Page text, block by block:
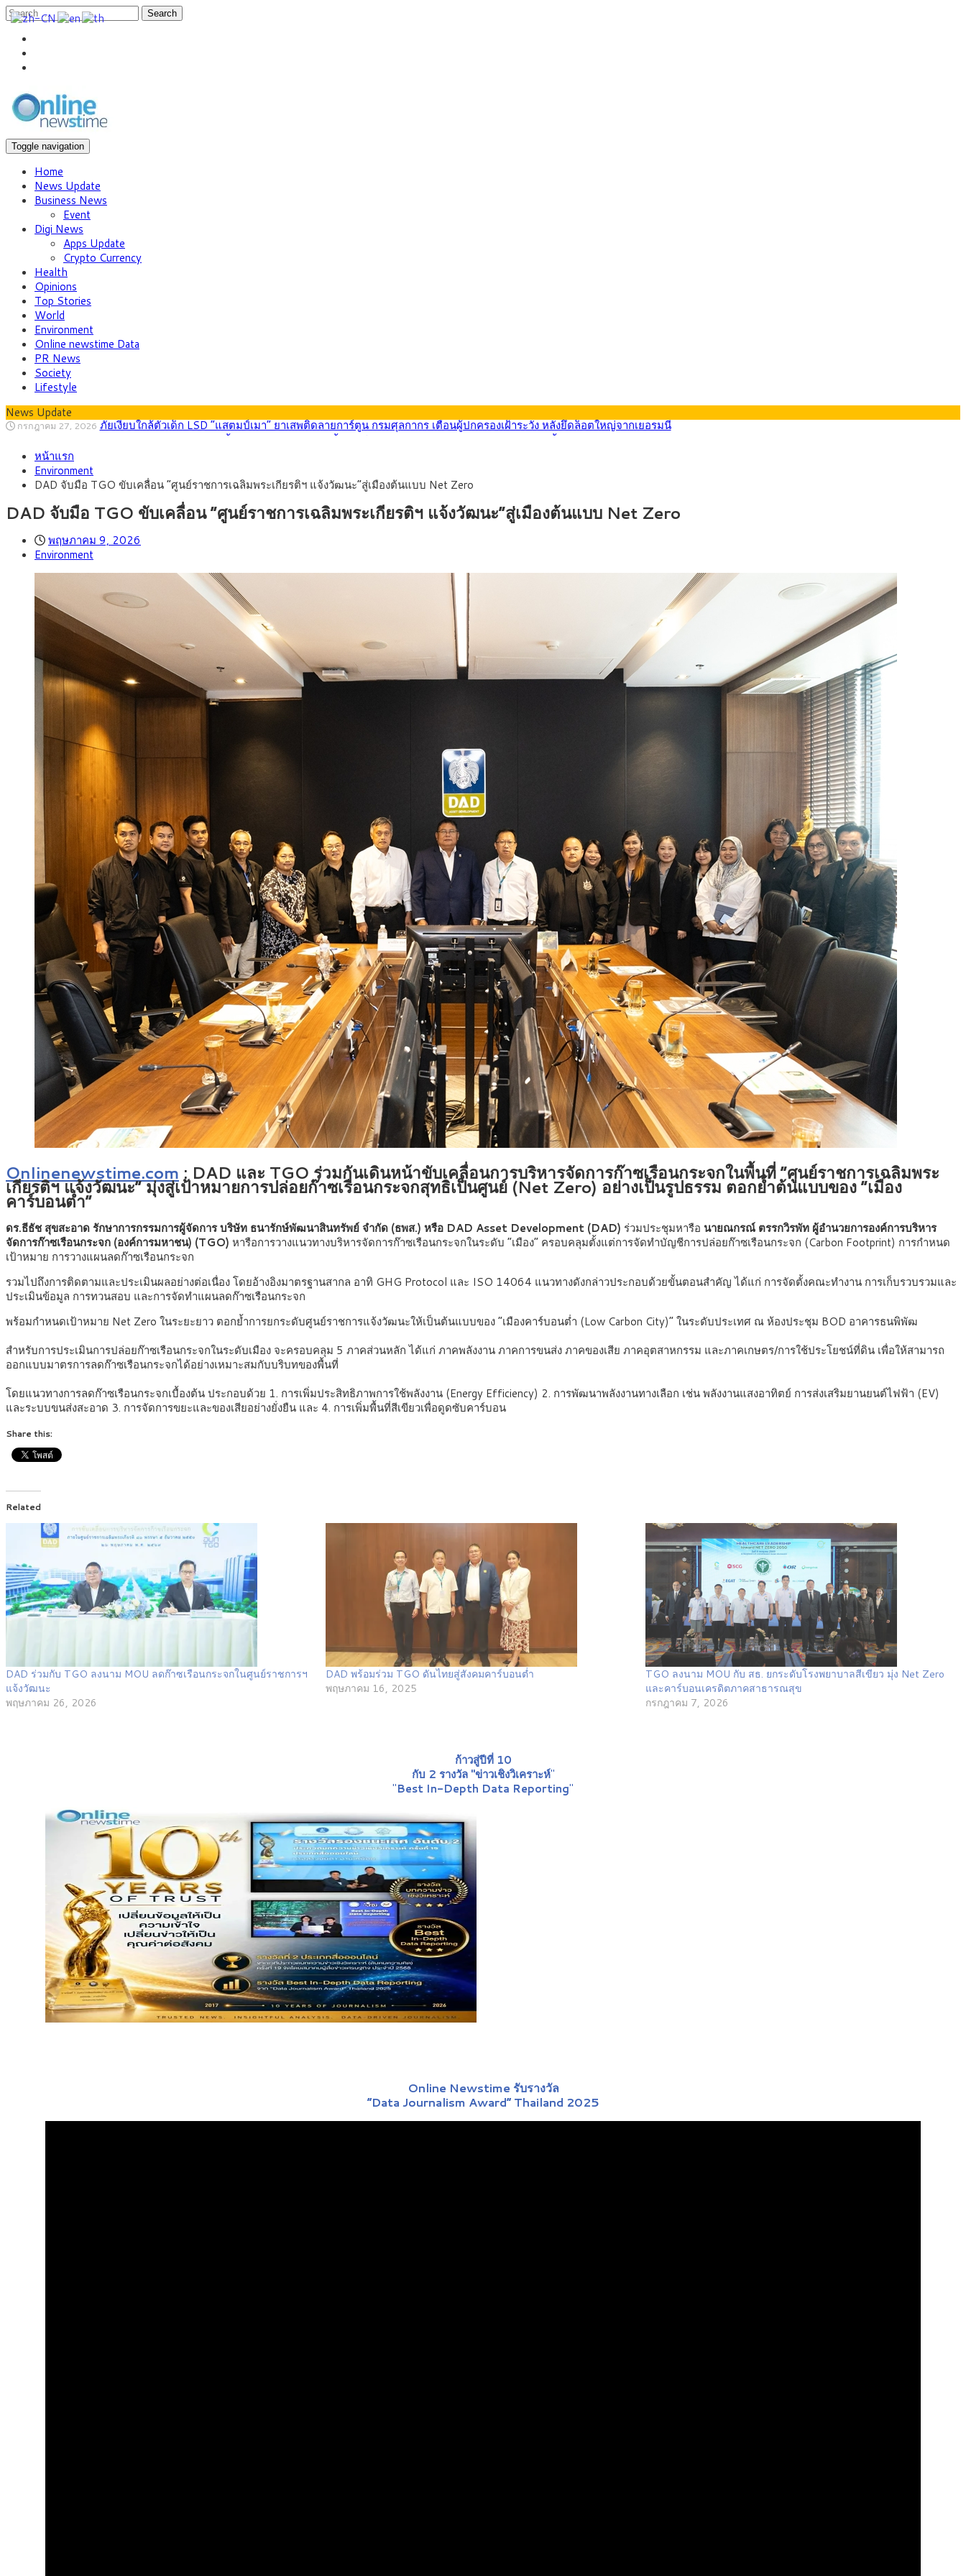
Search
Toggle navigation
Home
News Update
Business News
Event
Digi News
Apps Update
Crypto Currency
Health
Opinions
Top Stories
World
Environment
Online newstime Data
PR News
Society
Lifestyle
News Update
กรกฎาคม 27, 2026 กรุงศรี คาดเงินบาทสัปดาห์นี้ (27–31 ก.ค. 2569) ซื้อขายในกรอบ 33.40-34.00 มองเฟดคงดอกเบี้ย
สิงหาคม 4, 2026
สิงหาคม 3, 2026 กรุงศรี คาดเงินบาทสัปดาห์นี้ซื้อขายในกรอบ 33.00-33.60 ติดตามข้อมูลจ้างงานสหรัฐฯ
สิงหาคม 1, 2026 “เอกนิติ” เปิดเครื่องยนต์เศรษฐกิจใหม่ของไทย เดินหน้า 5 ยุทธศาสตร์ รื้อโครงสร้างเศรษฐกิจ ดันไทยโตเต็มศักยภาพ
กรกฎาคม 27, 2026 ภัยเงียบใกล้ตัวเด็ก LSD “แสตมป์เมา” ยาเสพติดลายการ์ตูน กรมศุลกากร เตือนผู้ปกครองเฝ้าระวัง หลังยึดล็อตใหญ่จากเยอรมนี
หน้าแรก
Environment
DAD จับมือ TGO ขับเคลื่อน “ศูนย์ราชการเฉลิมพระเกียรติฯ แจ้งวัฒนะ”สู่เมืองต้นแบบ Net Zero
DAD จับมือ TGO ขับเคลื่อน “ศูนย์ราชการเฉลิมพระเกียรติฯ แจ้งวัฒนะ”สู่เมืองต้นแบบ Net Zero
พฤษภาคม 9, 2026
Environment
Onlinenewstime.com : DAD และ TGO ร่วมกันเดินหน้าขับเคลื่อนการบริหารจัดการก๊าซเรือนกระจกในพื้นที่ “ศูนย์ราชการเฉลิมพระ
เกียรติฯ แจ้งวัฒนะ” มุ่งสู่เป้าหมายการปล่อยก๊าซเรือนกระจกสุทธิเป็นศูนย์ (Net Zero) อย่างเป็นรูปธรรม ตอกย้ำต้นแบบของ “เมือง
คาร์บอนต่ำ”
ดร.ธีธัช สุขสะอาด รักษาการกรรมการผู้จัดการ บริษัท ธนารักษ์พัฒนาสินทรัพย์ จำกัด (ธพส.) หรือ DAD Asset Development (DAD) ร่วมประชุมหารือ นายณกรณ์ ตรรกวิรพัท ผู้อำนวยการองค์การบริหาร
จัดการก๊าซเรือนกระจก (องค์การมหาชน) (TGO) หารือการวางแนวทางบริหารจัดการก๊าซเรือนกระจกในระดับ “เมือง” ครอบคลุมตั้งแต่การจัดทำบัญชีการปล่อยก๊าซเรือนกระจก (Carbon Footprint) การกำหนด
เป้าหมาย การวางแผนลดก๊าซเรือนกระจก
รวมไปถึงการติดตามและประเมินผลอย่างต่อเนื่อง โดยอ้างอิงมาตรฐานสากล อาทิ GHG Protocol และ ISO 14064 แนวทางดังกล่าวประกอบด้วยขั้นตอนสำคัญ ได้แก่ การจัดตั้งคณะทำงาน การเก็บรวบรวมและ
ประเมินข้อมูล การทวนสอบ และการจัดทำแผนลดก๊าซเรือนกระจก
พร้อมกำหนดเป้าหมาย Net Zero ในระยะยาว ตอกย้ำการยกระดับศูนย์ราชการแจ้งวัฒนะให้เป็นต้นแบบของ “เมืองคาร์บอนต่ำ (Low Carbon City)” ในระดับประเทศ ณ ห้องประชุม BOD อาคารธนพิพัฒ
สำหรับการประเมินการปล่อยก๊าซเรือนกระจกในระดับเมือง จะครอบคลุม 5 ภาคส่วนหลัก ได้แก่ ภาคพลังงาน ภาคการขนส่ง ภาคของเสีย ภาคอุตสาหกรรม และภาคเกษตร/การใช้ประโยชน์ที่ดิน เพื่อให้สามารถ
ออกแบบมาตรการลดก๊าซเรือนกระจกได้อย่างเหมาะสมกับบริบทของพื้นที่
โดยแนวทางการลดก๊าซเรือนกระจกเบื้องต้น ประกอบด้วย 1. การเพิ่มประสิทธิภาพการใช้พลังงาน (Energy Efficiency) 2. การพัฒนาพลังงานทางเลือก เช่น พลังงานแสงอาทิตย์ การส่งเสริมยานยนต์ไฟฟ้า (EV)
และระบบขนส่งสะอาด 3. การจัดการขยะและของเสียอย่างยั่งยืน และ 4. การเพิ่มพื้นที่สีเขียวเพื่อดูดซับคาร์บอน
Share this:
Related
DAD ร่วมกับ TGO ลงนาม MOU ลดก๊าซเรือนกระจกในศูนย์ราชการฯ
แจ้งวัฒนะ
พฤษภาคม 26, 2026
DAD พร้อมร่วม TGO ดันไทยสู่สังคมคาร์บอนต่ำ
พฤษภาคม 16, 2025
TGO ลงนาม MOU กับ สธ. ยกระดับโรงพยาบาลสีเขียว มุ่ง Net Zero
และคาร์บอนเครดิตภาคสาธารณสุข
กรกฎาคม 7, 2026
ก้าวสู่ปีที่ 10
กับ 2 รางวัล "ข่าวเชิงวิเคราะห์"
"Best In-Depth Data Reporting"
Online Newstime รับรางวัล
“Data Journalism Award” Thailand 2025